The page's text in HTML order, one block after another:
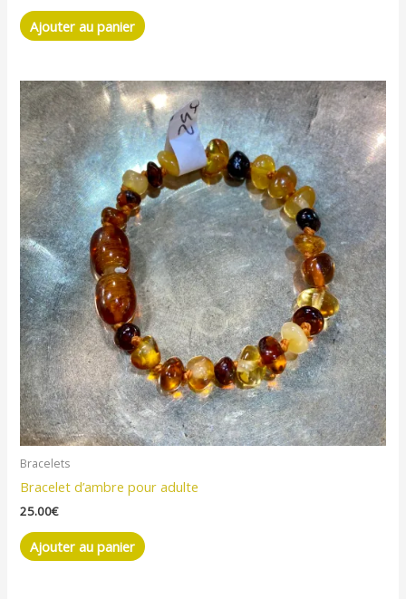
Ajouter au panier
Bracelets
Bracelet d’ambre pour adulte
25.00€
Ajouter au panier